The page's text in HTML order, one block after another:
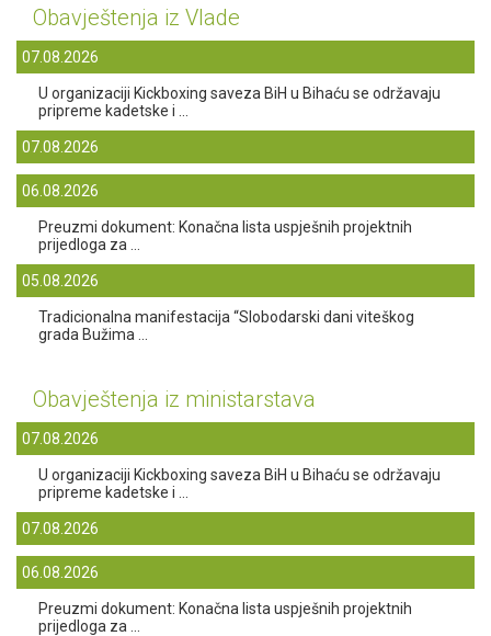
Obavještenja iz Vlade
07.08.2026
U organizaciji Kickboxing saveza BiH u Bihaću se održavaju
pripreme kadetske i ...
07.08.2026
06.08.2026
Preuzmi dokument: Konačna lista uspješnih projektnih
prijedloga za ...
05.08.2026
Tradicionalna manifestacija “Slobodarski dani viteškog
grada Bužima ...
Obavještenja iz ministarstava
07.08.2026
U organizaciji Kickboxing saveza BiH u Bihaću se održavaju
pripreme kadetske i ...
07.08.2026
06.08.2026
Preuzmi dokument: Konačna lista uspješnih projektnih
prijedloga za ...